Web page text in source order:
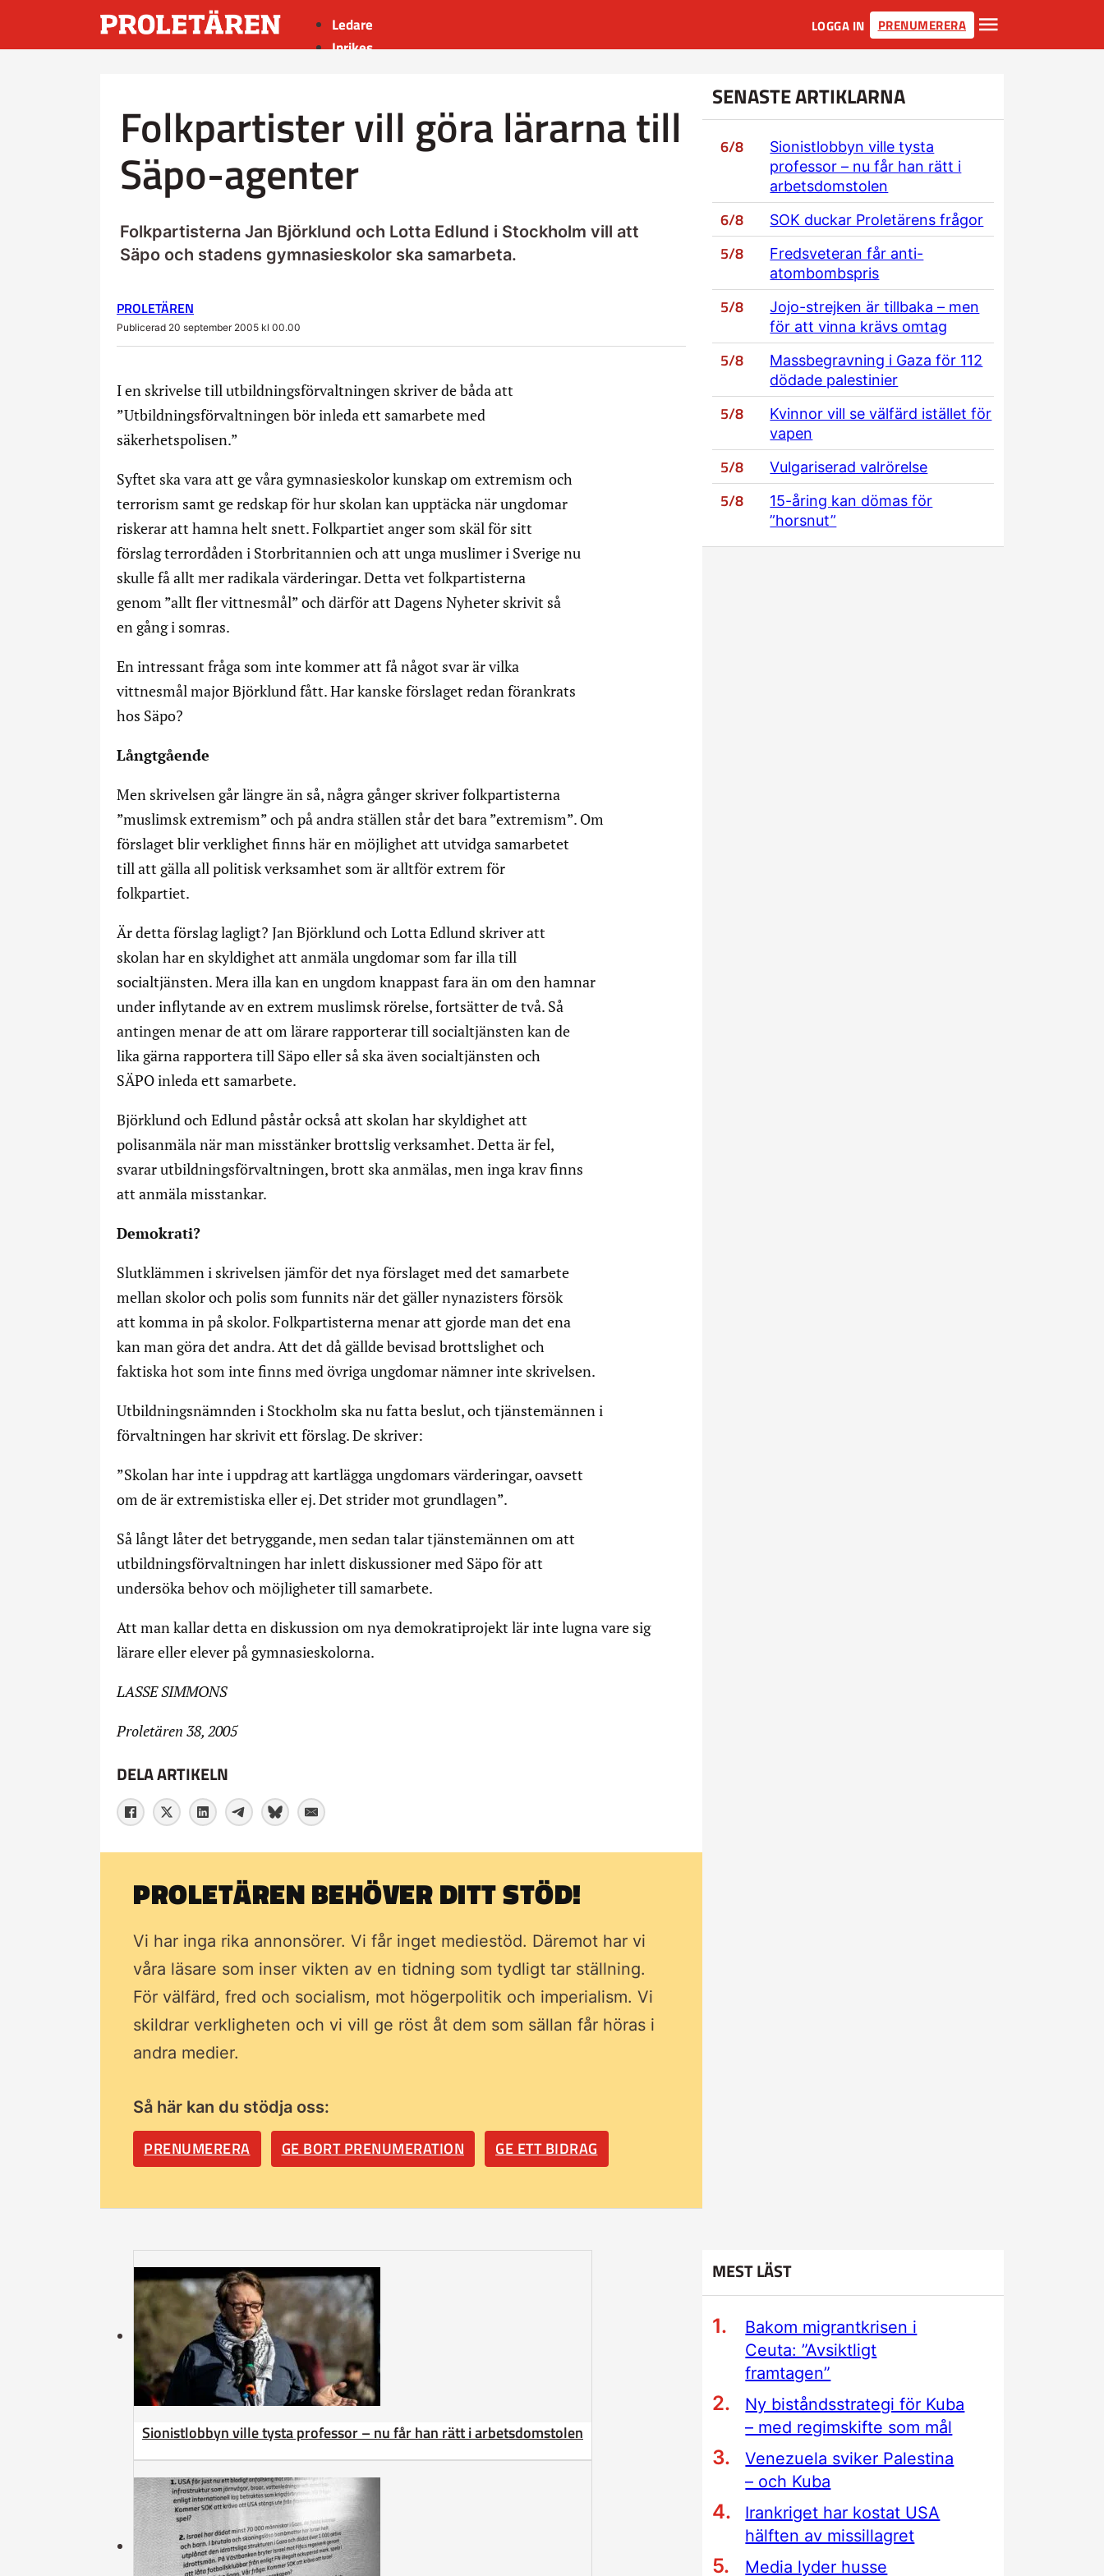
Ledare
Inrikes
Sport
Insänt
LOGGA IN PRENUMERERA
Folkpartister vill göra lärarna till
Säpo-agenter
Folkpartisterna Jan Björklund och Lotta Edlund i Stockholm vill att
Säpo och stadens gymnasieskolor ska samarbeta.
PROLETÄREN
Publicerad 20 september 2005 kl 00.00
I en skrivelse till utbildningsförvaltningen skriver de båda att
”Utbildningsförvaltningen bör inleda ett samarbete med
säkerhetspolisen.”
Syftet ska vara att ge våra gymnasieskolor kunskap om extremism och
terrorism samt ge redskap för hur skolan kan upptäcka när ungdomar
riskerar att hamna helt snett. Folkpartiet anger som skäl för sitt
förslag terrordåden i Storbritannien och att unga muslimer i Sverige nu
skulle få allt mer radikala värderingar. Detta vet folkpartisterna
genom ”allt fler vittnesmål” och därför att Dagens Nyheter skrivit så
en gång i somras.
En intressant fråga som inte kommer att få något svar är vilka
vittnesmål major Björklund fått. Har kanske förslaget redan förankrats
hos Säpo?
Långtgående
Men skrivelsen går längre än så, några gånger skriver folkpartisterna
”muslimsk extremism” och på andra ställen står det bara ”extremism”. Om
förslaget blir verklighet finns här en möjlighet att utvidga samarbetet
till att gälla all politisk verksamhet som är alltför extrem för
folkpartiet.
Är detta förslag lagligt? Jan Björklund och Lotta Edlund skriver att
skolan har en skyldighet att anmäla ungdomar som far illa till
socialtjänsten. Mera illa kan en ungdom knappast fara än om den hamnar
under inflytande av en extrem muslimsk rörelse, fortsätter de två. Så
antingen menar de att om lärare rapporterar till socialtjänsten kan de
lika gärna rapportera till Säpo eller så ska även socialtjänsten och
SÄPO inleda ett samarbete.
Björklund och Edlund påstår också att skolan har skyldighet att
polisanmäla när man misstänker brottslig verksamhet. Detta är fel,
svarar utbildningsförvaltningen, brott ska anmälas, men inga krav finns
att anmäla misstankar.
Demokrati?
Slutklämmen i skrivelsen jämför det nya förslaget med det samarbete
mellan skolor och polis som funnits när det gäller nynazisters försök
att komma in på skolor. Folkpartisterna menar att gjorde man det ena
kan man göra det andra. Att det då gällde bevisad brottslighet och
faktiska hot som inte finns med övriga ungdomar nämner inte skrivelsen.
Utbildningsnämnden i Stockholm ska nu fatta beslut, och tjänstemännen i
förvaltningen har skrivit ett förslag. De skriver:
”Skolan har inte i uppdrag att kartlägga ungdomars värderingar, oavsett
om de är extremistiska eller ej. Det strider mot grundlagen”.
Så långt låter det betryggande, men sedan talar tjänstemännen om att
utbildningsförvaltningen har inlett diskussioner med Säpo för att
undersöka behov och möjligheter till samarbete.
Att man kallar detta en diskussion om nya demokratiprojekt lär inte lugna vare sig
lärare eller elever på gymnasieskolorna.
LASSE SIMMONS
Proletären 38, 2005
DELA ARTIKELN
PROLETÄREN BEHÖVER DITT STÖD!
Vi har inga rika annonsörer. Vi får inget mediestöd. Däremot har vi
våra läsare som inser vikten av en tidning som tydligt tar ställning.
För välfärd, fred och socialism, mot högerpolitik och imperialism. Vi
skildrar verkligheten och vi vill ge röst åt dem som sällan får höras i
andra medier.
Så här kan du stödja oss:
PRENUMERERA GE BORT PRENUMERATION GE ETT BIDRAG
SENASTE ARTIKLARNA
6/8
Sionistlobbyn ville tysta
professor – nu får han rätt i
arbetsdomstolen
6/8 SOK duckar Proletärens frågor
5/8
Fredsveteran får anti-
atombombspris
5/8
Jojo-strejken är tillbaka – men
för att vinna krävs omtag
5/8
Massbegravning i Gaza för 112
dödade palestinier
5/8
Kvinnor vill se välfärd istället för
vapen
5/8 Vulgariserad valrörelse
5/8
15-åring kan dömas för
”horsnut”
Sionistlobbyn ville tysta professor – nu får han rätt i arbetsdomstolen
MEST LÄST
Bakom migrantkrisen i
Ceuta: ”Avsiktligt
framtagen”
Ny biståndsstrategi för Kuba
– med regimskifte som mål
Venezuela sviker Palestina
– och Kuba
Irankriget har kostat USA
hälften av missillagret
Media lyder husse